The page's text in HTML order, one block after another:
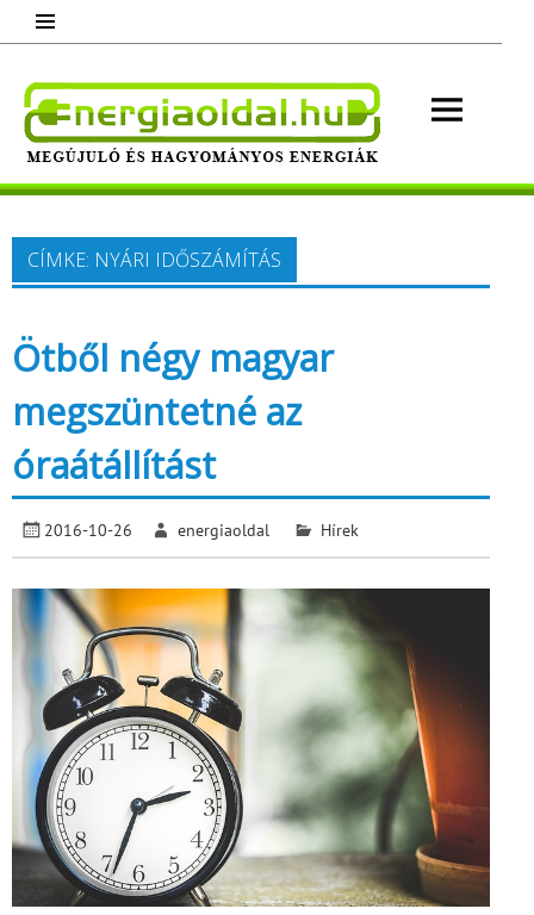
content
Megújuló és hagyományos energiák.
Minden, ami energia!
CÍMKE: NYÁRI IDŐSZÁMÍTÁS
Ötből négy magyar
megszüntetné az
óraátállítást
2016-10-26 energiaoldal Hírek